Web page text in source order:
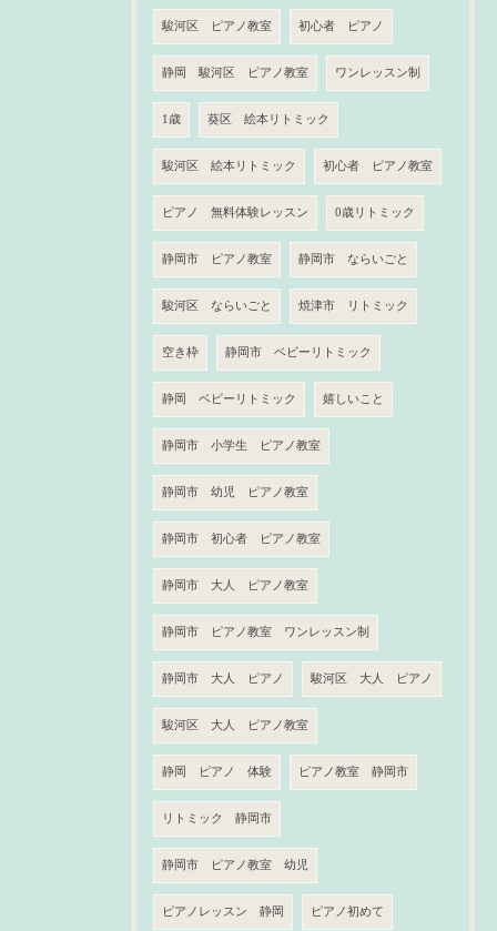
駿河区 ピアノ教室 初心者 ピアノ
静岡 駿河区 ピアノ教室 ワンレッスン制
1歳 葵区 絵本リトミック
駿河区 絵本リトミック 初心者 ピアノ教室
ピアノ 無料体験レッスン 0歳リトミック
静岡市 ピアノ教室 静岡市 ならいごと
駿河区 ならいごと 焼津市 リトミック
空き枠 静岡市 ベビーリトミック
静岡 ベビーリトミック 嬉しいこと
静岡市 小学生 ピアノ教室
静岡市 幼児 ピアノ教室
静岡市 初心者 ピアノ教室
静岡市 大人 ピアノ教室
静岡市 ピアノ教室 ワンレッスン制
静岡市 大人 ピアノ 駿河区 大人 ピアノ
駿河区 大人 ピアノ教室
静岡 ピアノ 体験 ピアノ教室 静岡市
リトミック 静岡市
静岡市 ピアノ教室 幼児
ピアノレッスン 静岡 ピアノ初めて